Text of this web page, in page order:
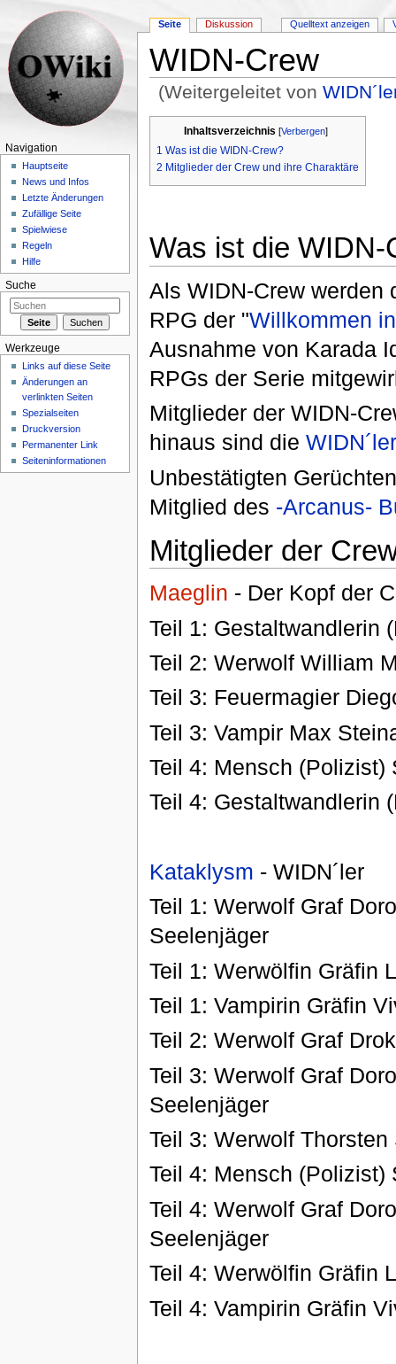
WIDN-Crew
(Weitergeleitet von
Inhaltsverzeichnis [Verbergen]
1 Was ist die WIDN-Crew?
2 Mitglieder der Crew und ihre Charaktäre
Was ist die WIDN-
Als WIDN-Crew werden
RPG der "Willkommen
Ausnahme von Karada
RPGs der Serie
Mitglieder der WIDN-
hinaus sind die WIDN´ler
Unbestätigten
Mitglied des -Arcanus-
Mitglieder der
Maeglin - Der Kopf der
Teil 1: Gestaltwandlerin
Teil 2: Werwolf William
Teil 3: Feuermagier
Teil 3: Vampir Max
Teil 4: Mensch (Polizist)
Teil 4: Gestaltwandlerin
Kataklysm - WIDN´ler
Teil 1: Werwolf Graf
Seelenjäger
Teil 1: Werwölfin Gräfin
Teil 1: Vampirin Gräfin
Teil 2: Werwolf Graf
Teil 3: Werwolf Graf
Seelenjäger
Teil 3: Werwolf
Teil 4: Mensch (Polizist)
Teil 4: Werwolf Graf
Seelenjäger
Teil 4: Werwölfin Gräfin
Teil 4: Vampirin Gräfin
Seite Diskussion Quelltext anzeigen
Navigation
Hauptseite
News und Infos
Letzte Änderungen
Zufällige Seite
Spielwiese
Regeln
Hilfe
Suche
Werkzeuge
Links auf diese Seite
Änderungen an
verlinkten Seiten
Spezialseiten
Druckversion
Permanenter Link
Seiteninformationen